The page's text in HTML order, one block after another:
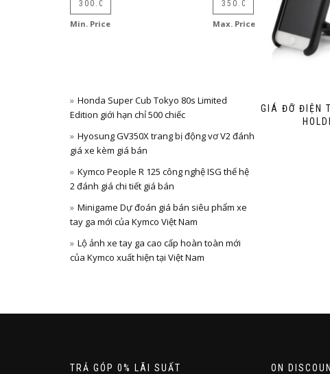
GIÁ ĐỠ ĐIỆN
Min. Price Max. Price
Honda Super Cub Tokyo 80s Limited
Edition giới hạn chỉ 500 chiếc
Hyosung GV350X trang bị động vơ V2 đánh
giá xe kèm giá bán
Kymco People R 125 công nghệ ISG thế hệ
2 đánh giá chi tiết giá bán
Minigame Dự đoán giá bán siêu phẩm xe
tay ga mới của Kymco Việt Nam
Lộ ảnh xe tay ga cao cấp hoàn toàn mới
của Kymco xuất hiện tại Việt Nam
TRẢ GÓP 0% LÃI SUẤT ON